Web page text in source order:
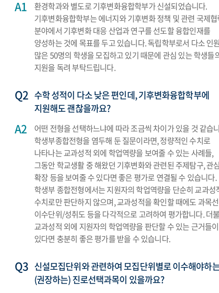
환경학과와 별도로 기후변화융합학부가 신설되었습니다.
기후변화융합학부는 에너지와 기후변화 정책 및 관련 국제
분야에서 기후변화 대응 산업과 연구를 선도할 융합인재를
양성하는 것에 목표를 두고 있습니다. 독립학부로서 다소 인
많은 50명의 학생을 모집하고 있기 때문에 관심 있는 학생들
지원을 독려 부탁드립니다.
수학 성적이 다소 낮은 편인데, 기후변화융합학부에
지원해도 괜찮을까요?
어떤 전형을 선택하느냐에 따라 조금씩 차이가 있을 것 같습
학생부종합전형을 염두해 둔 질문이라면, 정량적인 수치로
나타나는 교과성적 외에 학업역량을 보여줄 수 있는 사례들,
그동안 학교생활 중 해왔던 기후변화와 관련된 주제탐구, 관
확장 등을 보여줄 수 있다면 좋은 평가로 연결될 수 있습니다.
학생부 종합전형에서는 지원자의 학업역량을 단순히 교과성
수치로만 판단하지 않으며, 교과성적을 확인할 때에도 과목
이수단위/성취도 등을 다각적으로 고려하여 평가합니다. 더
교과성적 외에 지원자의 학업역량을 판단할 수 있는 근거들이
있다면 충분히 좋은 평가를 받을 수 있습니다.
신설모집단위와 관련하여 모집단위별로 이수해야하
(권장하는) 진로선택과목이 있을까요?